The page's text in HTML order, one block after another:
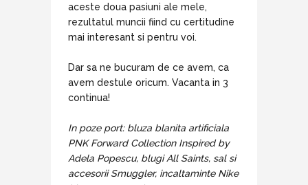
aceste doua pasiuni ale mele,
rezultatul muncii fiind cu certitudine
mai interesant si pentru voi.
Dar sa ne bucuram de ce avem, ca
avem destule oricum. Vacanta in 3
continua!
In poze port: bluza blanita artificiala
PNK Forward Collection Inspired by
Adela Popescu, blugi All Saints, sal si
accesorii Smuggler, incaltaminte Nike